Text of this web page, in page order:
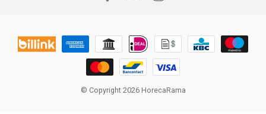
© Copyright 2026 HorecaRama